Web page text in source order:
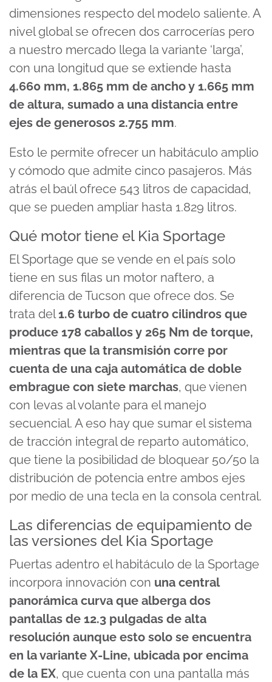
dimensiones respecto del modelo saliente. A
nivel global se ofrecen dos carrocerías pero
a nuestro mercado llega la variante ‘larga’,
con una longitud que se extiende hasta
4.660 mm, 1.865 mm de ancho y 1.665 mm
de altura, sumado a una distancia entre
ejes de generosos 2.755 mm.
Esto le permite ofrecer un habitáculo amplio
y cómodo que admite cinco pasajeros. Más
atrás el baúl ofrece 543 litros de capacidad,
que se pueden ampliar hasta 1.829 litros.
Qué motor tiene el Kia Sportage
El Sportage que se vende en el país solo
tiene en sus filas un motor naftero, a
diferencia de Tucson que ofrece dos. Se
trata del1.6 turbo de cuatro cilindros que
produce 178 caballos y 265 Nm de torque,
mientras que la transmisión corre por
cuenta de una caja automática de doble
embrague con siete marchas, que vienen
con levas al volante para el manejo
secuencial. A eso hay que sumar el sistema
de tracción integral de reparto automático,
que tiene la posibilidad de bloquear 50/50 la
distribución de potencia entre ambos ejes
por medio de una tecla en la consola central.
Las diferencias de equipamiento de
las versiones del Kia Sportage
Puertas adentro el habitáculo de la Sportage
incorpora innovación con una central
panorámica curva que alberga dos
pantallas de 12.3 pulgadas de alta
resolución aunque esto solo se encuentra
en la variante X-Line, ubicada por encima
de la EX, que cuenta con una pantalla más